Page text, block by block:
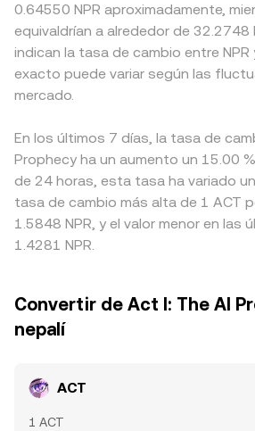
0.64550 NPR aproximadamente,
equivaldrían a alrededor de 32.2748
indican la tasa de cambio entre NPR
exacto puede variar según las
mercado.
En los últimos 7 días, la tasa de
Prophecy ha un aumento un 15.00
de 24 horas, esta tasa ha variado
tasa de cambio más alta de 1 ACT
1.5848 NPR, y el valor menor en las
1.4281 NPR.
Convertir de Act I: The AI
nepalí
ACT
1 ACT